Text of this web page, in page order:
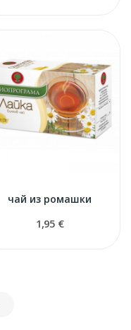
чай из ромашки
1,95 €